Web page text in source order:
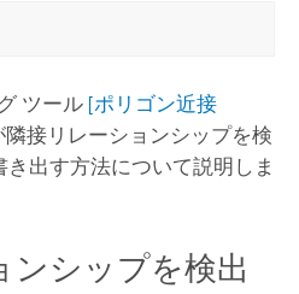
ツール [ポリゴン近接
接リレーションシップを検
出す方法について説明しま
ンシップを検出